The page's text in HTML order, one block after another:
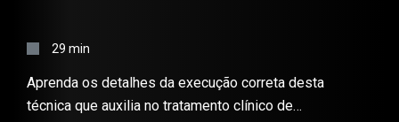
29 min
Aprenda os detalhes da execução correta desta
técnica que auxilia no tratamento clínico de